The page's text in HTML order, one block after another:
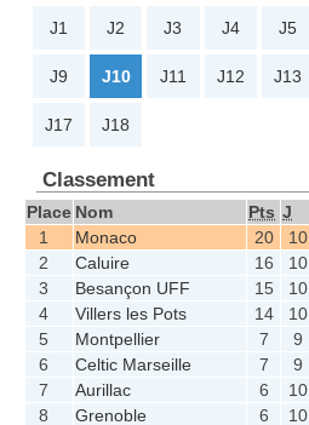
J1 J2 J3 J4 J5
J9 J10 J11 J12 J13
J17 J18
Classement
Place Nom Pts J
1
Monaco 20 10
2
Caluire 16 10
3
Besançon UFF 15 10
4
Villers les Pots 14 10
5
Montpellier 7 9
6
Celtic Marseille 7 9
7
Aurillac 6 10
8
Grenoble 6 10